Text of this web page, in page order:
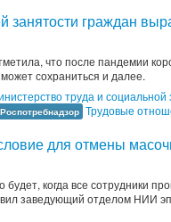
граждан
что после пандемии
сохраниться и далее.
труда и
Роспотребнадзор Трудовые
для отмены
когда все сотрудники
заведующий отделом НИИ